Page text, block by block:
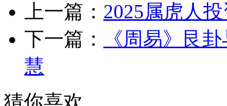
上一篇： 2025属虎人
下一篇：
《周易》艮
慧